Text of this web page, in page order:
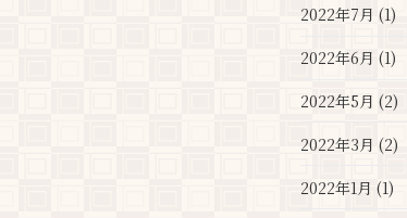
2022年7月 (1)
2022年6月 (1)
2022年5月 (2)
2022年3月 (2)
2022年1月 (1)